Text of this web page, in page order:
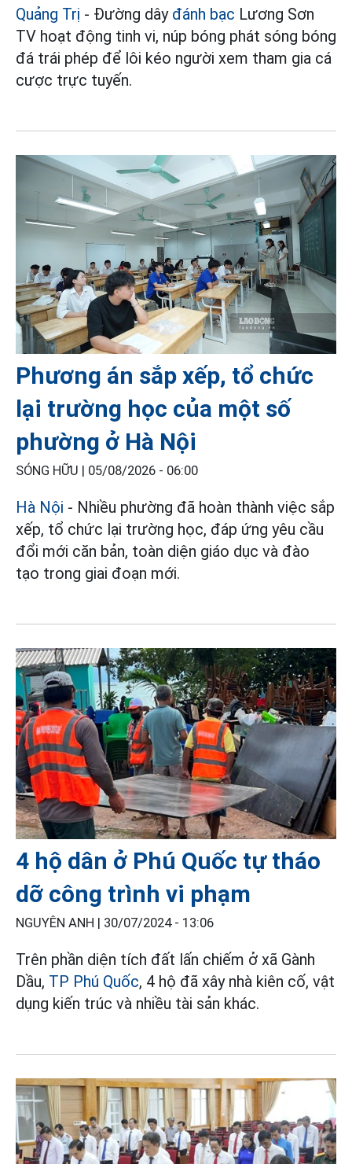
Quảng Trị - Đường dây đánh bạc Lương Sơn
TV hoạt động tinh vi, núp bóng phát sóng bóng
đá trái phép để lôi kéo người xem tham gia cá
cược trực tuyến.
Phương án sắp xếp, tổ chức
lại trường học của một số
phường ở Hà Nội
SÓNG HỮU | 05/08/2026 - 06:00
Hà Nội - Nhiều phường đã hoàn thành việc sắp
xếp, tổ chức lại trường học, đáp ứng yêu cầu
đổi mới căn bản, toàn diện giáo dục và đào
tạo trong giai đoạn mới.
4 hộ dân ở Phú Quốc tự tháo
dỡ công trình vi phạm
NGUYÊN ANH | 30/07/2024 - 13:06
Trên phần diện tích đất lấn chiếm ở xã Gành
Dầu, TP Phú Quốc, 4 hộ đã xây nhà kiên cố, vật
dụng kiến trúc và nhiều tài sản khác.